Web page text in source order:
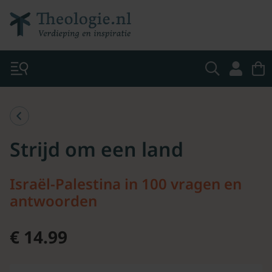
Strijd om een land
Israël-Palestina in 100 vragen en
antwoorden
€ 14.99